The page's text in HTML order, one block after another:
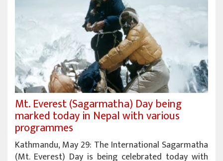
Mt. Everest (Sagarmatha) Day being
marked today in Nepal with various
programmes
Kathmandu, May 29: The International Sagarmatha
(Mt. Everest) Day is being celebrated today with